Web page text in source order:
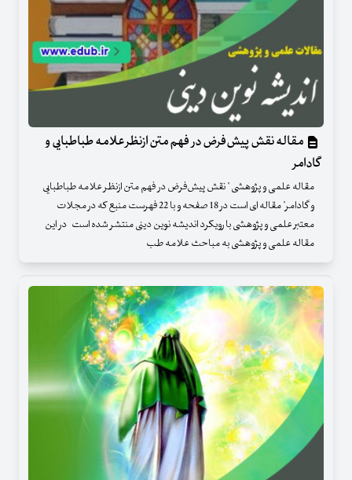
مقاله نقش پیش‌فرض در فهم متن ازنظر علامه طباطبایی و
گادامر
مقاله علمی و پژوهشی " نقش پیش‌فرض در فهم متن ازنظر علامه طباطبایی
و گادامر" مقاله ای است در 18 صفحه و با 22 فهرست منبع که در مجلات
معتبر علمی و پژوهشی با رویکرد اندیشه نوین دینی منتشر شده است در این
مقاله علمی و پژوهشی به مباحث علامه طب